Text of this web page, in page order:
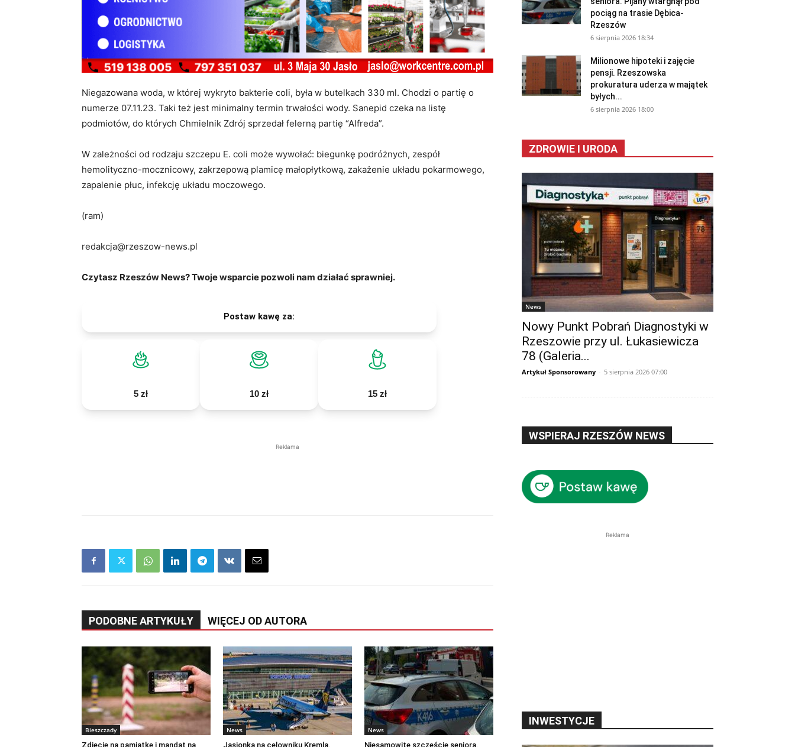
Niegazowana woda, w której wykryto bakterie coli, była w butelkach 330 ml. Chodzi o partię o
numerze 07.11.23. Taki też jest minimalny termin trwałości wody. Sanepid czeka na listę
podmiotów, do których Chmielnik Zdrój sprzedał felerną partię “Alfreda”.
W zależności od rodzaju szczepu E. coli może wywołać: biegunkę podróżnych, zespół
hemolityczno-mocznicowy, zakrzepową plamicę małopłytkową, zakażenie układu pokarmowego,
zapalenie płuc, infekcję układu moczowego.
(ram)
redakcja@rzeszow-news.pl
Czytasz Rzeszów News? Twoje wsparcie pozwoli nam działać sprawniej.
Postaw kawę za:
5 zł 10 zł 15 zł
Reklama
PODOBNE ARTYKUŁY WIĘCEJ OD AUTORA
Bieszczady
Zdjęcie na pamiątkę i mandat na
News
Jasionka na celowniku Kremla.
News
Niesamowite szczęście seniora.
pociąg na trasie Dębica-
Rzeszów
6 sierpnia 2026 18:34
Milionowe hipoteki i zajęcie
pensji. Rzeszowska
prokuratura uderza w majątek
byłych...
6 sierpnia 2026 18:00
ZDROWIE I URODA
News
Nowy Punkt Pobrań Diagnostyki w
Rzeszowie przy ul. Łukasiewicza
78 (Galeria...
Artykuł Sponsorowany - 5 sierpnia 2026 07:00
WSPIERAJ RZESZÓW NEWS
Reklama
INWESTYCJE